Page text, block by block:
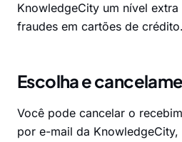
KnowledgeCity um nível
fraudes em cartões de crédito.
Escolha e
Você pode cancelar o
por e-mail da